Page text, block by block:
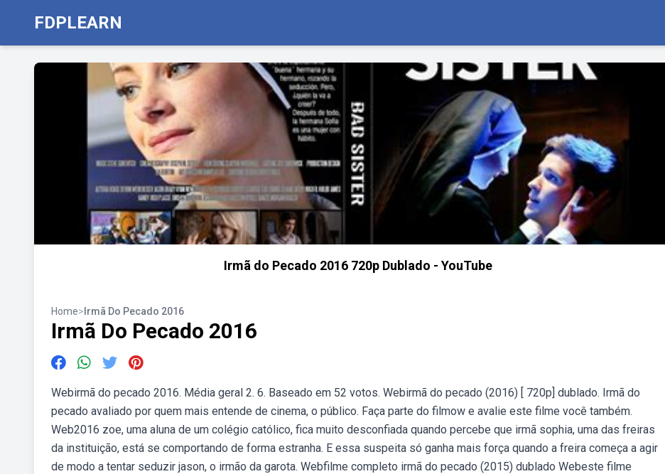
FDPLEARN
Irmã do Pecado 2016 720p Dublado - YouTube
Home> Irmã Do Pecado 2016
Irmã Do Pecado 2016
Webirmã do pecado 2016. Média geral 2. 6. Baseado em 52 votos. Webirmã do pecado (2016) [ 720p] dublado. Irmã do
pecado avaliado por quem mais entende de cinema, o público. Faça parte do filmow e avalie este filme você também.
Web2016 zoe, uma aluna de um colégio católico, fica muito desconfiada quando percebe que irmã sophia, uma das freiras
da instituição, está se comportando de forma estranha. E essa suspeita só ganha mais força quando a freira começa a agir
de modo a tentar seduzir jason, o irmão da garota. Webfilme completo irmã do pecado (2015) dublado Webeste filme